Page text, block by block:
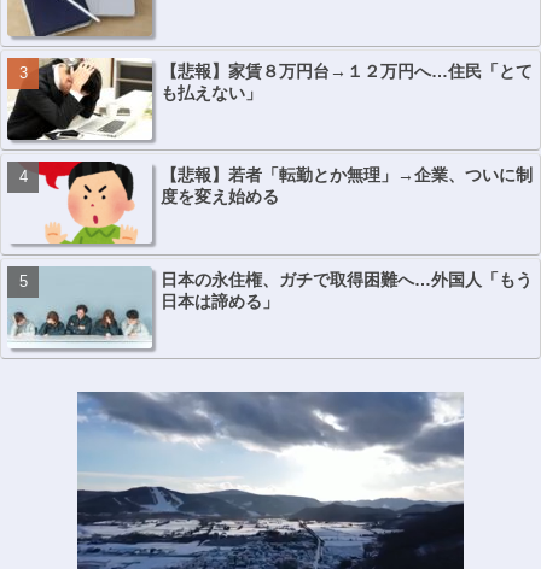
【悲報】家賃８万円台→１２万円へ…住民「とて
も払えない」
【悲報】若者「転勤とか無理」→企業、ついに制
度を変え始める
日本の永住権、ガチで取得困難へ…外国人「もう
日本は諦める」